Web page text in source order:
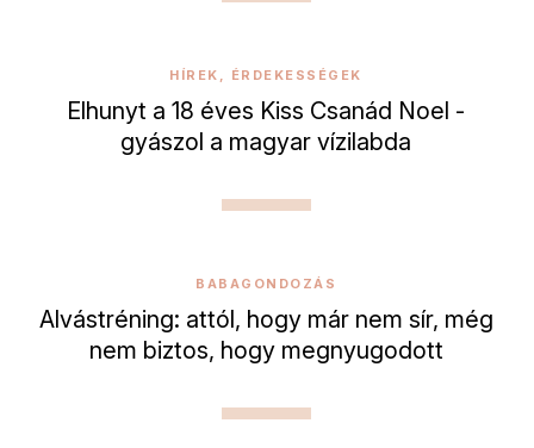
HÍREK, ÉRDEKESSÉGEK
Elhunyt a 18 éves Kiss Csanád Noel -
gyászol a magyar vízilabda
BABAGONDOZÁS
Alvástréning: attól, hogy már nem sír, még
nem biztos, hogy megnyugodott